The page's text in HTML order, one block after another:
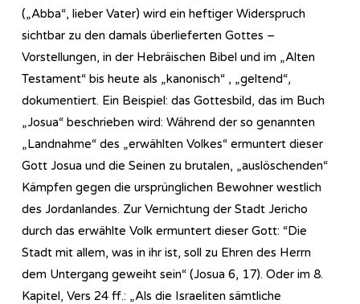
(„Abba“, lieber Vater) wird ein heftiger Widerspruch
sichtbar zu den damals überlieferten Gottes –
Vorstellungen, in der Hebräischen Bibel und im „Alten
Testament“ bis heute als „kanonisch“ , „geltend“,
dokumentiert. Ein Beispiel: das Gottesbild, das im Buch
„Josua“ beschrieben wird: Während der so genannten
„Landnahme“ des „erwählten Volkes“ ermuntert dieser
Gott Josua und die Seinen zu brutalen, „auslöschenden“
Kämpfen gegen die ursprünglichen Bewohner westlich
des Jordanlandes. Zur Vernichtung der Stadt Jericho
durch das erwählte Volk ermuntert dieser Gott: “Die
Stadt mit allem, was in ihr ist, soll zu Ehren des Herrn
dem Untergang geweiht sein“ (Josua 6, 17). Oder im 8.
Kapitel, Vers 24 ff.: „Als die Israeliten sämtliche